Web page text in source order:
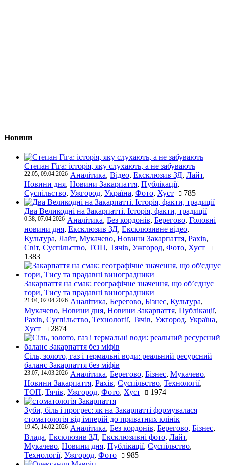
Новини
Степан Гіга: історія, яку слухають, а не забувають
22:05, 09.04.2026 Аналітика, Відео, Ексклюзив ЗД, Лайт,
Новини дня, Новини Закарпаття, Публікації,
Суспільство, Ужгород, Україна, Фото, Хуст 785
Два Великодні на Закарпатті. Історія, факти, традиції
0:38, 07.04.2026 Аналітика, Без кордонів, Берегово, Головні
новини дня, Ексклюзив ЗД, Ексклюзивне відео,
Культура, Лайт, Мукачево, Новини Закарпаття, Рахів,
Світ, Суспільство, ТОП, Тячів, Ужгород, Фото, Хуст
1383
Закарпаття на смак: географічне значення, що об’єднує
гори, Тису та прадавні виноградники
21:04, 02.04.2026 Аналітика, Берегово, Бізнес, Культура,
Мукачево, Новини дня, Новини Закарпаття, Публікації,
Рахів, Суспільство, Технології, Тячів, Ужгород, Україна,
Хуст
2874
Сіль, золото, газ і термальні води: реальний ресурсний
баланс Закарпаття без міфів
23:07, 14.03.2026 Аналітика, Берегово, Бізнес, Мукачево,
Новини Закарпаття, Рахів, Суспільство, Технології,
ТОП, Тячів, Ужгород, Фото, Хуст 1974
Зуби, біль і прогрес: як на Закарпатті формувалася
стоматологія від імперій до приватних клінік
19:45, 14.02.2026 Аналітика, Без кордонів, Берегово, Бізнес,
Влада, Ексклюзив ЗД, Ексклюзивні фото, Лайт,
Мукачево, Новини дня, Публікації, Суспільство,
Технології, Ужгород, Фото 985